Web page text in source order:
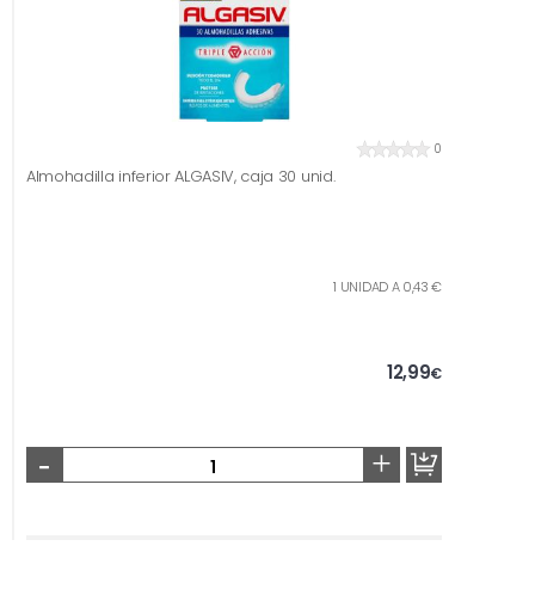
0
Almohadilla inferior ALGASIV, caja 30 unid.
1 UNIDAD A 0,43 €
12,99€
- +